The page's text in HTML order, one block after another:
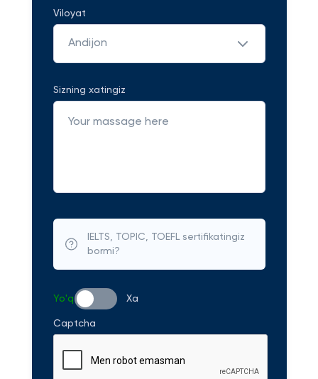
Viloyat
Andijon
Sizning xatingiz
IELTS, TOPIC, TOEFL sertifikatingiz
bormi?
Yo'q Xa
Captcha